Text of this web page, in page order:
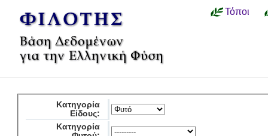
Τόποι
Κατηγορία
Είδους:
Κατηγορία